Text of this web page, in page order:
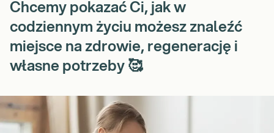
Chcemy pokazać Ci, jak w
codziennym życiu możesz znaleźć
miejsce na zdrowie, regenerację i
własne potrzeby 🥰